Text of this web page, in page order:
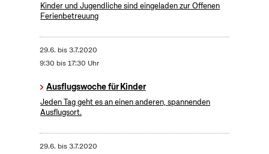
Kinder und Jugendliche sind eingeladen zur Offenen
Ferienbetreuung
29.6. bis3.7.2020
9:30 bis 17:30 Uhr
Ausflugswoche für Kinder
Jeden Tag geht es an einen anderen, spannenden
Ausflugsort.
29.6. bis3.7.2020